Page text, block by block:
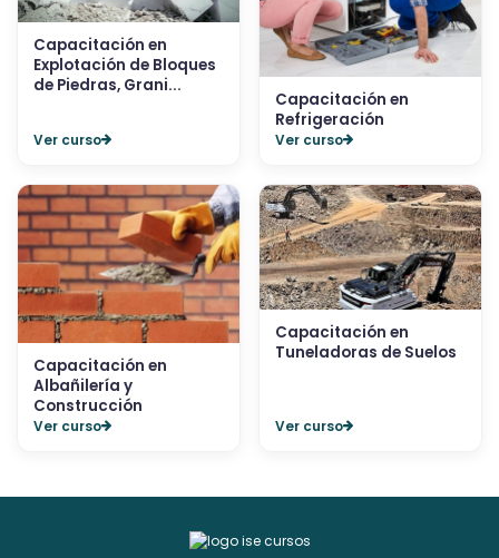
Capacitación en
Explotación de Bloques
de Piedras, Grani...
Ver curso
Capacitación en
Refrigeración
Ver curso
Capacitación en
Albañilería y
Construcción
Ver curso
Capacitación en
Tuneladoras de Suelos
Ver curso